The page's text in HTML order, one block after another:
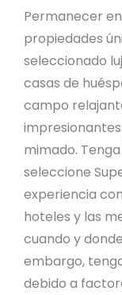
Permanecer
propiedades
seleccionado
casas de
campo
mimado.
seleccione
experiencia
hoteles y las
cuando y
embargo,
debido a